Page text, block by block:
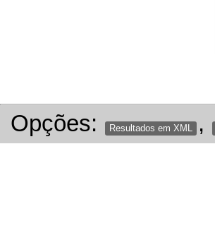
Opções: Resultados em XML ,